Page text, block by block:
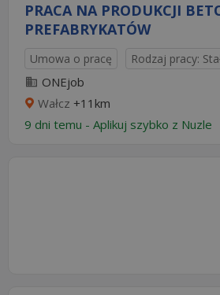
PRACA NA PRODUKCJI
PREFABRYKATÓW
Umowa o pracę Rodzaj pracy:
ONEjob
Wałcz +11km
9 dni temu - Aplikuj szybko z Nuzle